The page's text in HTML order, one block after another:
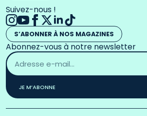
Suivez-nous !
S’ABONNER À NOS MAGAZINES
Abonnez-vous à notre newsletter
Adresse
email
*
JE M’ABONNE